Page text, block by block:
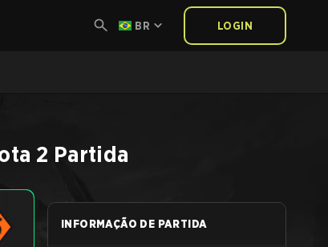
BR LOGIN
2 Partida
INFORMAÇÃO DE PARTIDA